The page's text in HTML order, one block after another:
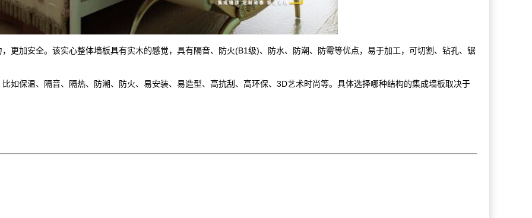
加安全。该实心整体墙板具有实木的感觉，具有隔音、防火(B1级)、防水、防潮、防霉等优点，易于加工，可切割、钻孔、锯
保温、隔音、隔热、防潮、防火、易安装、易造型、高抗刮、高环保、3D艺术时尚等。具体选择哪种结构的集成墙板取决于